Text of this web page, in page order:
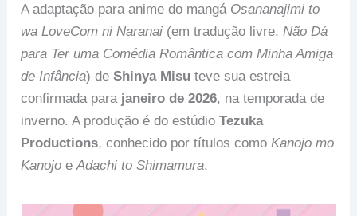
A adaptação para anime do mangá Osananajimi to
wa LoveCom ni Naranai (em tradução livre,Não Dá
para Ter uma Comédia Romântica com Minha Amiga
de Infância) deShinya Misu teve sua estreia
confirmada para janeiro de 2026, na temporada de
inverno. A produção é do estúdioTezuka
Productions, conhecido por títulos comoKanojo mo
Kanojo eAdachi to Shimamura.